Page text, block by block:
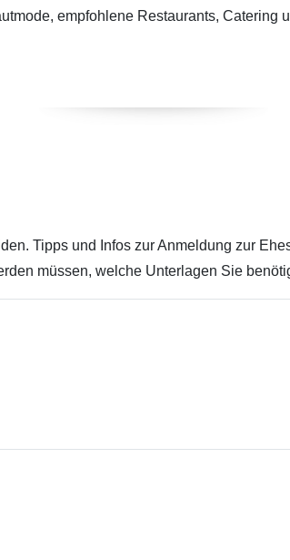
empfohlene Restaurants, Catering
Tipps und Infos zur Anmeldung zur
müssen, welche Unterlagen Sie